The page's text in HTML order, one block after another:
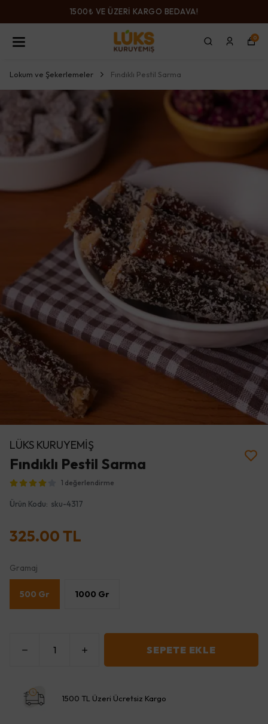
1500₺ VE ÜZERİ KARGO BEDAVA!
0
Lokum ve Şekerlemeler Fındıklı Pestil Sarma
LÜKS KURUYEMİŞ
Fındıklı Pestil Sarma
1 değerlendirme
Ürün Kodu: sku-4317
325.00 TL
Gramaj
500 Gr 1000 Gr
SEPETE EKLE
1500 TL Üzeri Ücretsiz Kargo